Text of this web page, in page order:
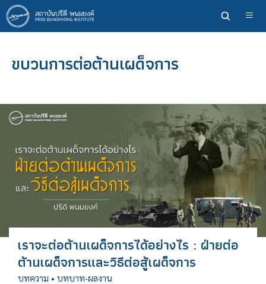
ข้าม
ไป
ยัง
หลักขบวนการต่อต้านเผด็จการ
เราจะต่อต้านเผด็จการได้อย่างไร : ฝ่ายต่อ
ต้านเผด็จการและวิธีต่อสู้เผด็จการ
บทความ • บทบาท-ผลงาน